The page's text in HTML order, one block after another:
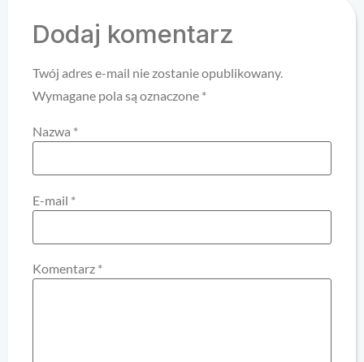
Dodaj komentarz
Twój adres e-mail nie zostanie opublikowany.
Wymagane pola są oznaczone *
Nazwa *
E-mail *
Komentarz *